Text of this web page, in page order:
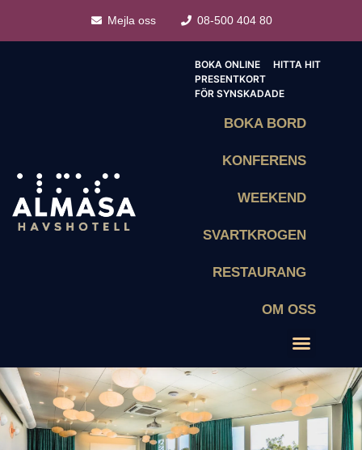
Mejla oss 08-500 404 80
BOKA ONLINE
HITTA HIT
PRESENTKORT
FÖR SYNSKADADE
BOKA BORD
KONFERENS
WEEKEND
SVARTKROGEN
RESTAURANG
OM OSS